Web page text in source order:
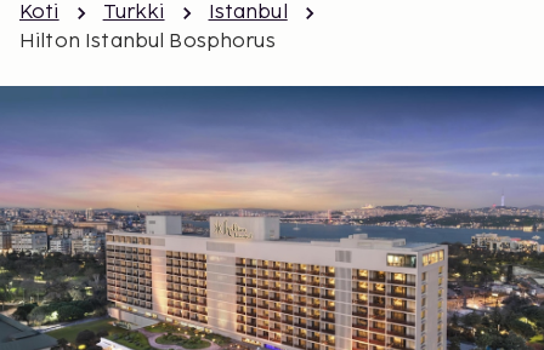
Koti Turkki
Istanbul
Hilton Istanbul Bosphorus